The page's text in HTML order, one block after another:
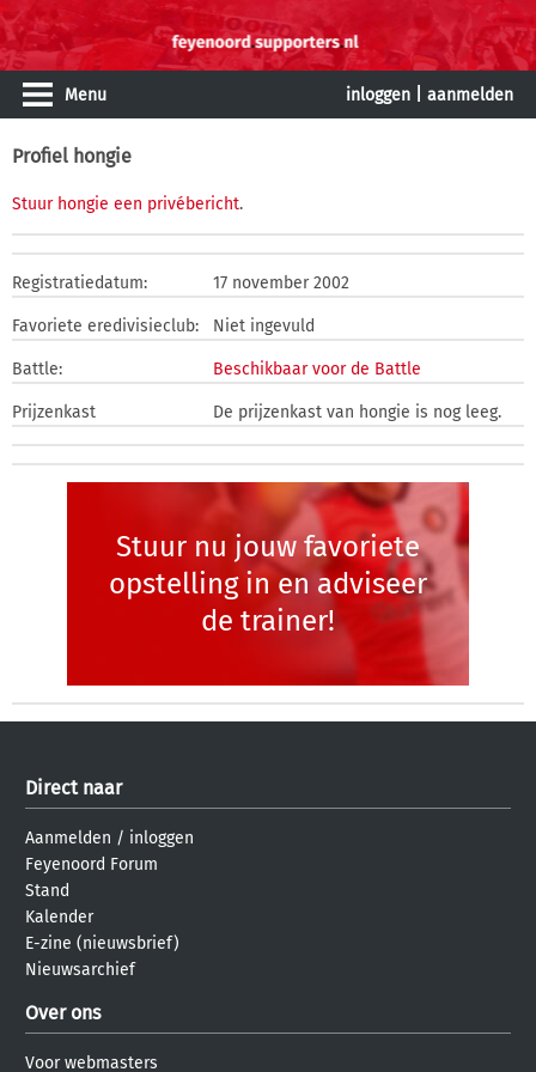
Menu inloggen aanmelden
Profiel hongie
Stuur hongie een privébericht.
Registratiedatum: 17 november 2002
Favoriete eredivisieclub: Niet ingevuld
Battle: Beschikbaar voor de Battle
Prijzenkast De prijzenkast van hongie is nog leeg.
Stuur nu jouw favoriete
opstelling in en adviseer
de trainer!
Direct naar
Aanmelden / inloggen
Feyenoord Forum
Stand
Kalender
E-zine (nieuwsbrief)
Nieuwsarchief
Over ons
Voor webmasters